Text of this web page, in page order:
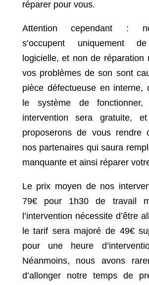
réparer pour vous.
Attention cependant :
s’occupent uniquement
logicielle, et non de réparation
vos problèmes de son sont
pièce défectueuse en interne,
le système de
intervention sera gratuite,
proposerons de vous rendre
nos partenaires qui saura
manquante et ainsi réparer
Le prix moyen de nos
79€ pour 1h30 de travail
l’intervention nécessite d’être
le tarif sera majoré de 49€
pour une heure
Néanmoins, nous avons
d’allonger notre temps de